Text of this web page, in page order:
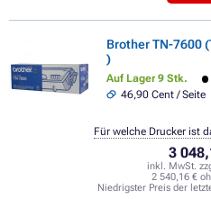
Brother TN-7600
)
Auf Lager 9 Stk.
46,90 Cent / Seite
3
inkl. MwSt.
2 540,16 €
Niedrigster Preis der
Für welche Drucker ist